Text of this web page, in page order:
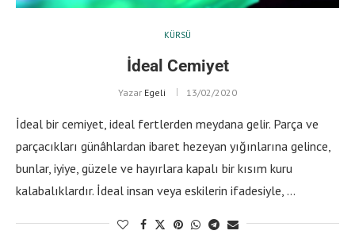
KÜRSÜ
İdeal Cemiyet
Yazar Egeli 13/02/2020
İdeal bir cemiyet, ideal fertlerden meydana gelir. Parça ve
parçacıkları günâhlardan ibaret hezeyan yığınlarına gelince,
bunlar, iyiye, güzele ve hayırlara kapalı bir kısım kuru
kalabalıklardır. İdeal insan veya eskilerin ifadesiyle, …